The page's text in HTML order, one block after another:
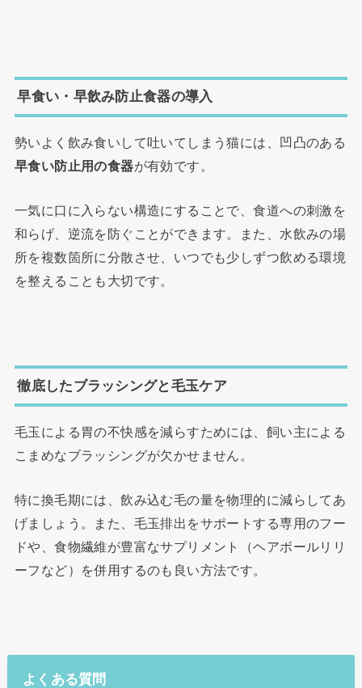
早食い・早飲み防止食器の導入
勢いよく飲み食いして吐いてしまう猫には、凹凸のある
早食い防止用の食器が有効です。
一気に口に入らない構造にすることで、食道への刺激を
和らげ、逆流を防ぐことができます。また、水飲みの場
所を複数箇所に分散させ、いつでも少しずつ飲める環境
を整えることも大切です。
徹底したブラッシングと毛玉ケア
毛玉による胃の不快感を減らすためには、飼い主による
こまめなブラッシングが欠かせません。
特に換毛期には、飲み込む毛の量を物理的に減らしてあ
げましょう。また、毛玉排出をサポートする専用のフー
ドや、食物繊維が豊富なサプリメント（ヘアボールリリ
ーフなど）を併用するのも良い方法です。
よくある質問